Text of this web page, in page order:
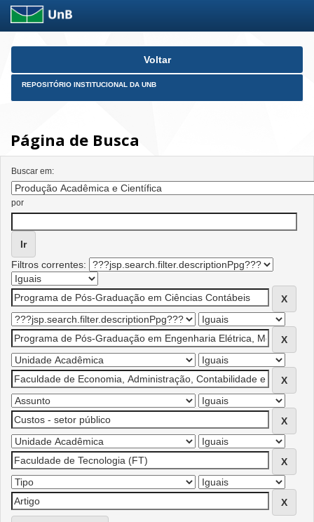
Skip
Voltar
REPOSITÓRIO INSTITUCIONAL DA UNB
Página de Busca
Buscar em:
por
Filtros correntes: